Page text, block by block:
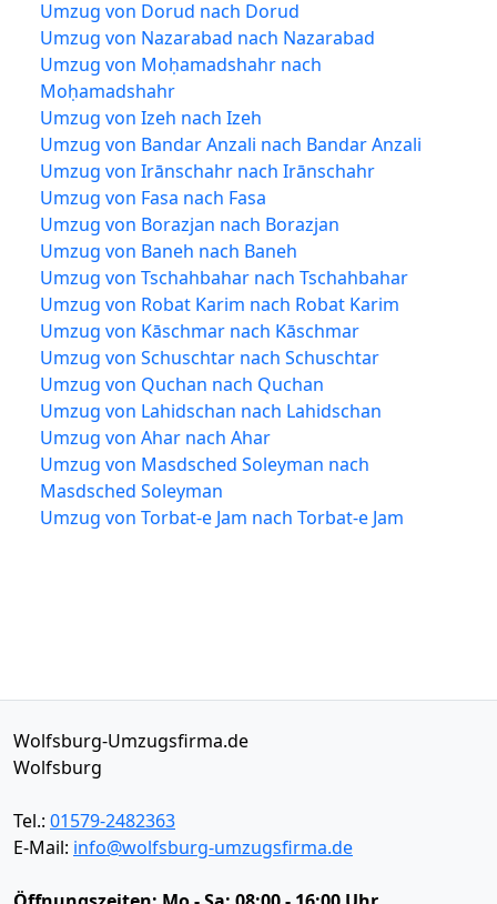
Umzug von Dorud nach Dorud
Umzug von Nazarabad nach Nazarabad
Umzug von Moḥamadshahr nach
Moḥamadshahr
Umzug von Izeh nach Izeh
Umzug von Bandar Anzali nach Bandar Anzali
Umzug von Irānschahr nach Irānschahr
Umzug von Fasa nach Fasa
Umzug von Borazjan nach Borazjan
Umzug von Baneh nach Baneh
Umzug von Tschahbahar nach Tschahbahar
Umzug von Robat Karim nach Robat Karim
Umzug von Kāschmar nach Kāschmar
Umzug von Schuschtar nach Schuschtar
Umzug von Quchan nach Quchan
Umzug von Lahidschan nach Lahidschan
Umzug von Ahar nach Ahar
Umzug von Masdsched Soleyman nach
Masdsched Soleyman
Umzug von Torbat-e Jam nach Torbat-e Jam
Wolfsburg-Umzugsfirma.de
Wolfsburg
Tel.: 01579-2482363
E-Mail: info@wolfsburg-umzugsfirma.de